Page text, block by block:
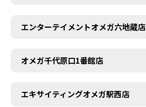
エンターテイメントオメガ六地蔵店
オメガ千代原口1番館店
エキサイティングオメガ駅西店